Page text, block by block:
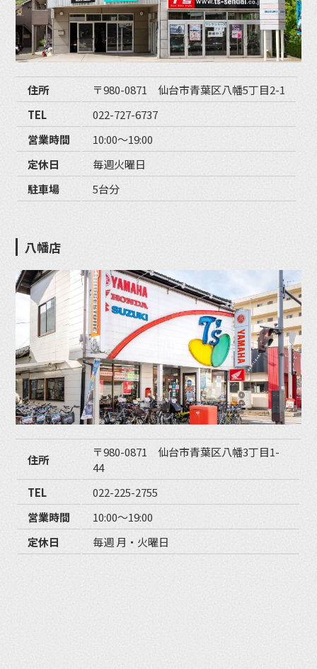
住所
〒980-0871 仙台市青葉区八幡5丁目2-1
TEL
022-727-6737
営業時間
10:00〜19:00
定休日
毎週火曜日
駐車場
5台分
八幡店
住所
〒980-0871 仙台市青葉区八幡3丁目1-
44
TEL
022-225-2755
営業時間
10:00〜19:00
定休日
毎週 月・火曜日